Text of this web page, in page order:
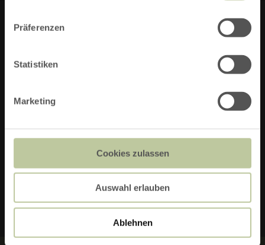
Präferenzen
Statistiken
Marketing
Cookies zulassen
Auswahl erlauben
Ablehnen
EIFELTURMPFAD BOOS
Vulkanparkstation
Telefon: 0049 6551 96560
E-MAIL VERFASSEN